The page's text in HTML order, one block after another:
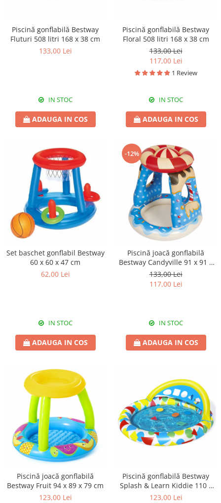
Piscină gonflabilă Bestway
Fluturi 508 litri 168 x 38 cm
133,00 Lei
IN STOC
ADAUGA IN COS
Piscină gonflabilă Bestway
Floral 508 litri 168 x 38 cm
133,00 Lei
117,00 Lei
1 Review
IN STOC
ADAUGA IN COS
Set baschet gonflabil Bestway
60 x 60 x 47 cm
62,00 Lei
IN STOC
ADAUGA IN COS
-12%
Piscină joacă gonflabilă
Bestway Candyville 91 x 91 x
89 cm
133,00 Lei
117,00 Lei
IN STOC
ADAUGA IN COS
Piscină joacă gonflabilă
Bestway Fruit 94 x 89 x 79 cm
123,00 Lei
Piscină gonflabilă Bestway
Splash & Learn Kiddie 110 x
110 x 46 cm
123,00 Lei